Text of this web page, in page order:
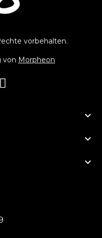
vorbehalten.
von Morpheon


